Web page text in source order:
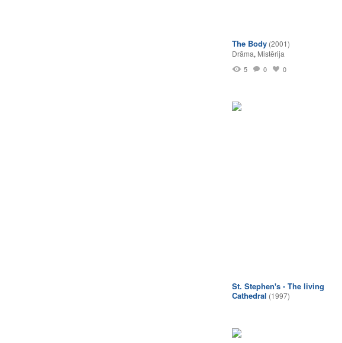
The Body (2001)
Drāma, Mistērija
5 0 0
St. Stephen's - The living
Cathedral (1997)